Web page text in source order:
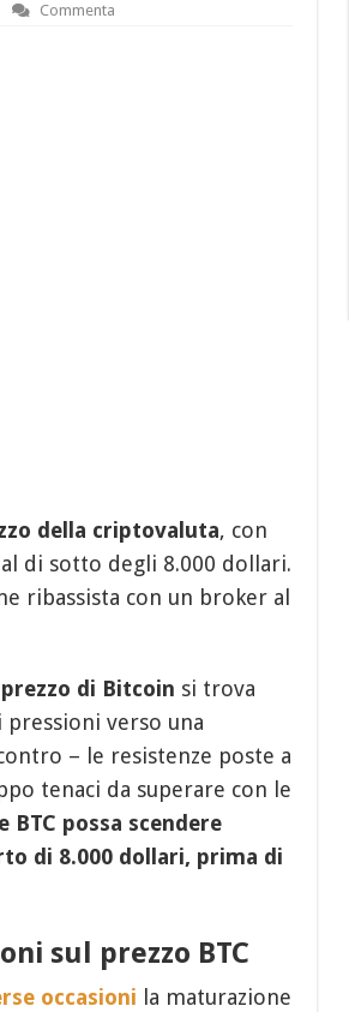
Commenta
della criptovaluta, con
di sotto degli 8.000 dollari.
ribassista con un broker al
prezzo di Bitcoin si trova
verso una
– le resistenze poste a
tenaci da superare con le
BTC possa scendere
di 8.000 dollari, prima di
sul prezzo BTC
occasioni la maturazione